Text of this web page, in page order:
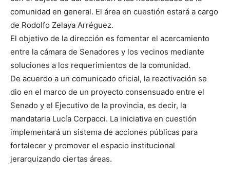
comunidad en general. El área en cuestión estará a cargo
de Rodolfo Zelaya Arréguez.
El objetivo de la dirección es fomentar el acercamiento
entre la cámara de Senadores y los vecinos mediante
soluciones a los requerimientos de la comunidad.
De acuerdo a un comunicado oficial, la reactivación se
dio en el marco de un proyecto consensuado entre el
Senado y el Ejecutivo de la provincia, es decir, la
mandataria Lucía Corpacci. La iniciativa en cuestión
implementará un sistema de acciones públicas para
fortalecer y promover el espacio institucional
jerarquizando ciertas áreas.